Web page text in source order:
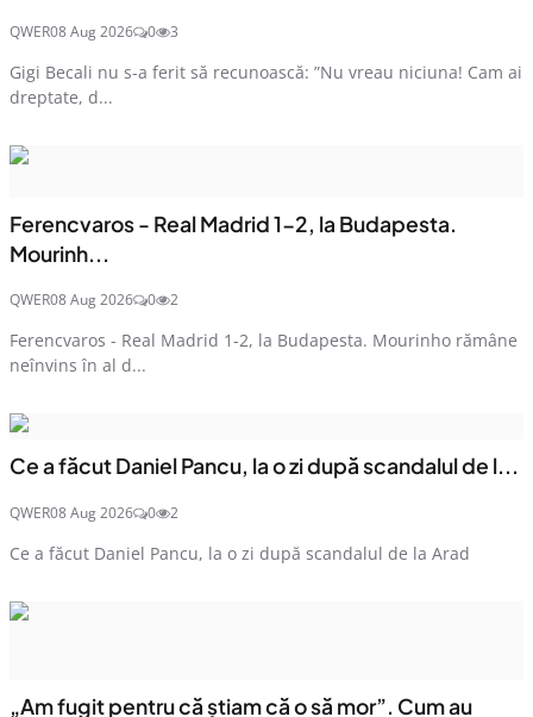
QWER08 Aug 2026 0 3
Gigi Becali nu s-a ferit să recunoască: ”Nu vreau niciuna! Cam ai
dreptate, d...
Ferencvaros - Real Madrid 1-2, la Budapesta.
Mourinh...
QWER08 Aug 2026 0 2
Ferencvaros - Real Madrid 1-2, la Budapesta. Mourinho rămâne
neînvins în al d...
Ce a făcut Daniel Pancu, la o zi după scandalul de l...
QWER08 Aug 2026 0 2
Ce a făcut Daniel Pancu, la o zi după scandalul de la Arad
„Am fugit pentru că știam că o să mor”. Cum au